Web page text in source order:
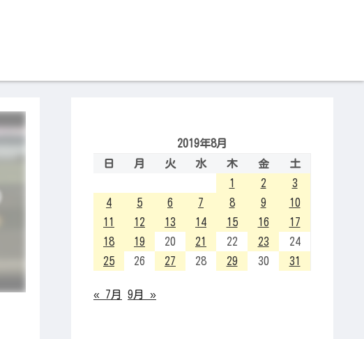
2019年8月
日
月 火 水 木 金
土
1
2
3
4
5 6 7 8 9
10
11
12 13 14 15 16
17
18
19 20 21 22 23
24
25
26 27 28 29 30 31
« 7月 9月 »